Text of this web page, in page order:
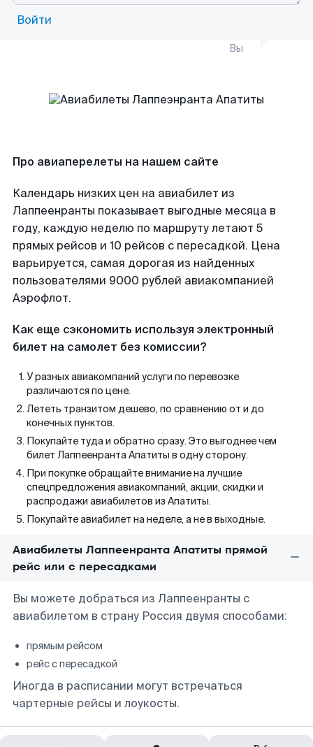
Войти
Вы
Про авиаперелеты на нашем сайте
Календарь низких цен на авиабилет из
Лаппеенранты показывает выгодные месяца в
году, каждую неделю по маршруту летают 5
прямых рейсов и 10 рейсов с пересадкой. Цена
варьируется, самая дорогая из найденных
пользователями 9000 рублей авиакомпанией
Аэрофлот.
Как еще сэкономить используя электронный
билет на самолет без комиссии?
У разных авиакомпаний услуги по перевозке
различаются по цене.
Лететь транзитом дешево, по сравнению от и до
конечных пунктов.
Покупайте туда и обратно сразу. Это выгоднее чем
билет Лаппеенранта Апатиты в одну сторону.
При покупке обращайте внимание на лучшие
спецпредложения авиакомпаний, акции, скидки и
распродажи авиабилетов из Апатиты.
Покупайте авиабилет на неделе, а не в выходные.
Авиабилеты Лаппеенранта Апатиты прямой
рейс или с пересадками
Вы можете добраться из Лаппеенранты с
авиабилетом в страну Россия двумя способами:
прямым рейсом
рейс с пересадкой
Иногда в расписании могут встречаться
чартерные рейсы и лоукосты.